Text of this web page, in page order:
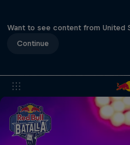
Want to see content from United
Continue